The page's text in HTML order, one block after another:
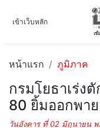
เข้าเว็บหลัก
หน้าแรก ภูมิภาค
กรมโยธาเร่ง
80 ยิ้มออกพา
วันอังคาร ที่ 02 มิถุนายน